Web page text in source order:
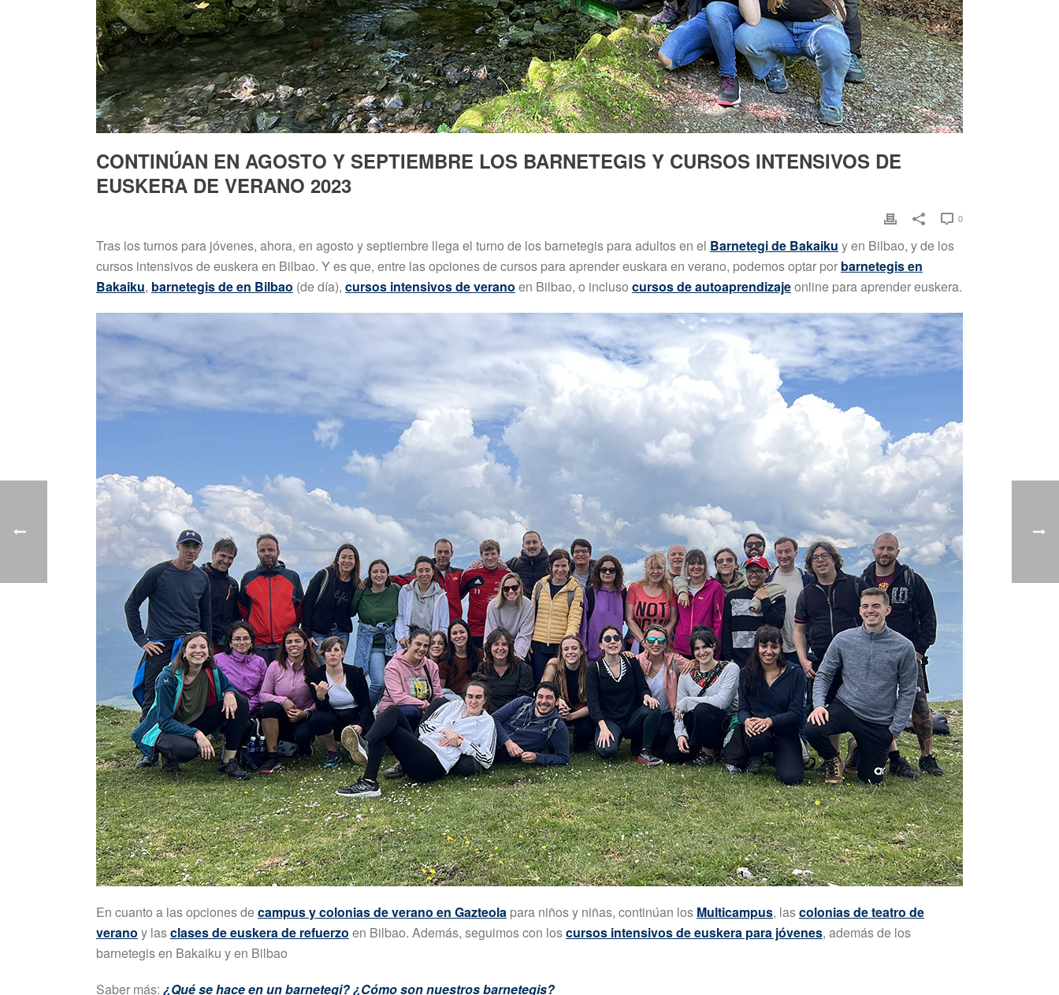
CONTINÚAN EN AGOSTO Y SEPTIEMBRE LOS BARNETEGIS Y CURSOS INTENSIVOS DE
EUSKERA DE VERANO 2023
0
Tras los turnos para jóvenes, ahora, en agosto y septiembre llega el turno de los barnetegis para adultos en el Barnetegi de Bakaiku y en Bilbao, y de los
cursos intensivos de euskera en Bilbao. Y es que, entre las opciones de cursos para aprender euskara en verano, podemos optar por barnetegis en
Bakaiku, barnetegis de en Bilbao (de día), cursos intensivos de verano en Bilbao, o incluso cursos de autoaprendizajeonline para aprender euskera.
En cuanto a las opciones decampus y colonias de verano en Gazteola para niños y niñas, continúan los Multicampus, lascolonias de teatro de
verano y lasclases de euskera de refuerzo en Bilbao. Además, seguimos con loscursos intensivos de euskera para jóvenes, además de los
barnetegis en Bakaiku y en Bilbao
Saber más: ¿Qué se hace en un barnetegi? ¿Cómo son nuestros barnetegis?